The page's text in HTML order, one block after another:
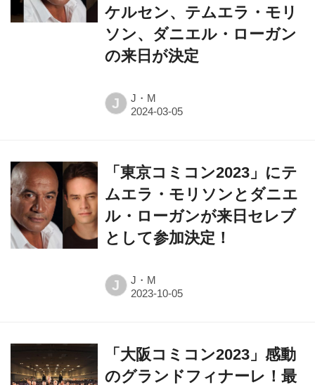
ケルセン、テムエラ・モリ
ソン、ダニエル・ローガン
の来日が決定
J J・M
「東京コミコン2023」にテ
ムエラ・モリソンとダニエ
ル・ローガンが来日セレブ
として参加決定！
J J・M
「大阪コミコン2023」感動
のグランドフィナーレ！最